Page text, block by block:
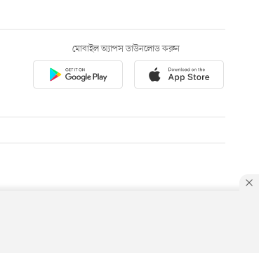
মোবাইল অ্যাপস ডাউনলোড করুন